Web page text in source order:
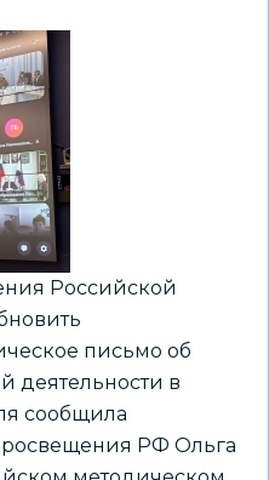
Российской
письмо об
деятельности в
сообщила
РФ Ольга